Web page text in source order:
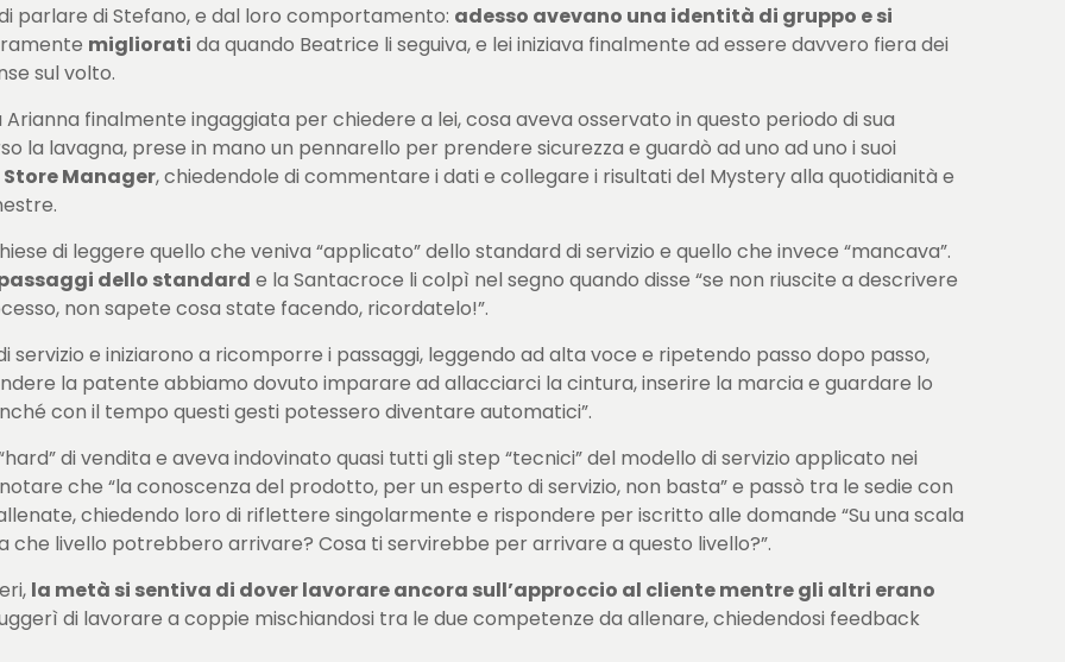
parlare di Stefano, e dal loro comportamento: adesso avevano una identità di gruppo e si
migliorati da quando Beatrice li seguiva, e lei iniziava finalmente ad essere davvero fiera dei
sul volto.
finalmente ingaggiata per chiedere a lei, cosa aveva osservato in questo periodo di sua
la lavagna, prese in mano un pennarello per prendere sicurezza e guardò ad uno ad uno i suoi
Store Manager, chiedendole di commentare i dati e collegare i risultati del Mystery alla quotidianità e
di leggere quello che veniva “applicato” dello standard di servizio e quello che invece “mancava”.
dello standard e la Santacroce li colpì nel segno quando disse “se non riuscite a descrivere
non sapete cosa state facendo, ricordatelo!”.
e iniziarono a ricomporre i passaggi, leggendo ad alta voce e ripetendo passo dopo passo,
la patente abbiamo dovuto imparare ad allacciarci la cintura, inserire la marcia e guardare lo
con il tempo questi gesti potessero diventare automatici”.
di vendita e aveva indovinato quasi tutti gli step “tecnici” del modello di servizio applicato nei
che “la conoscenza del prodotto, per un esperto di servizio, non basta” e passò tra le sedie con
chiedendo loro di riflettere singolarmente e rispondere per iscritto alle domande “Su una scala
che livello potrebbero arrivare? Cosa ti servirebbe per arrivare a questo livello?”.
la metà si sentiva di dover lavorare ancora sull’approccio al cliente mentre gli altri erano
di lavorare a coppie mischiandosi tra le due competenze da allenare, chiedendosi feedback